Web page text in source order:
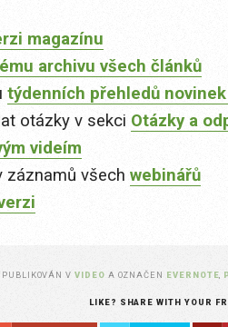
magazínu
archivu všech článků
týdenních přehledů
otázky v sekci Otázky a
videím
záznamů všech webinářů
PUBLIKOVÁN VVIDEO A OZNAČEN EVERNOTE,
LIKE? SHARE WITH YOUR